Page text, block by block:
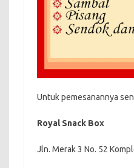
Untuk pemesanannya
Royal Snack Box
Jln. Merak 3 No. 52